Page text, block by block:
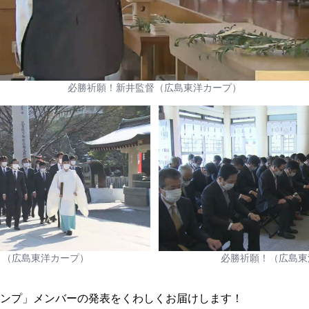
必勝祈願！新井監督（広島東洋カープ）
広島東洋カープ） 必勝祈願！（広島
プ」メンバーの発表をくわしくお届けします！